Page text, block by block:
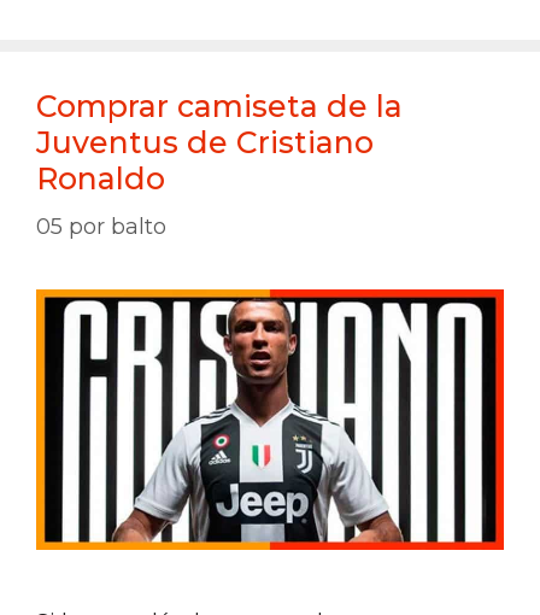
Comprar camiseta de la
Juventus de Cristiano
Ronaldo
05 por balto